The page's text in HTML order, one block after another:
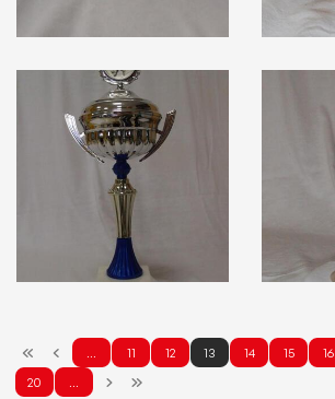
11 12 13 14 15 16
20